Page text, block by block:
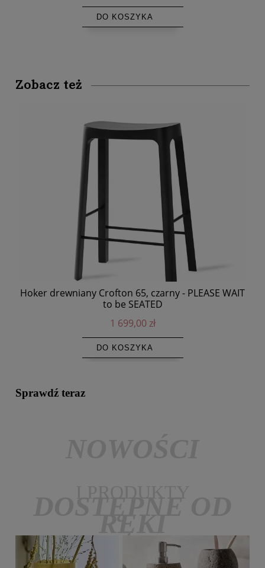
DO KOSZYKA
Zobacz też
Hoker drewniany Crofton 65, czarny - PLEASE WAIT
to be SEATED
1 699,00 zł
DO KOSZYKA
Sprawdź teraz